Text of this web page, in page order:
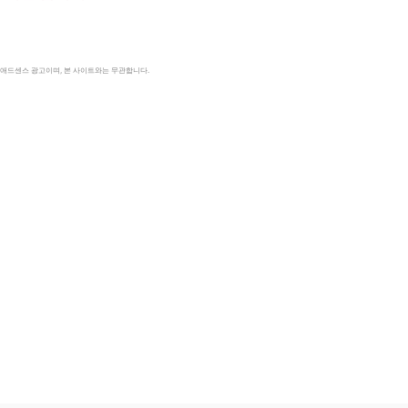
드센스 광고이며, 본 사이트와는 무관합니다.